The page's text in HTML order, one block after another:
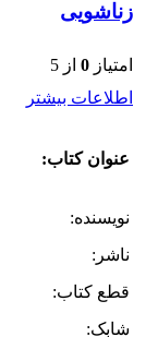
زناشویی
امتیاز 0 از 5
اطلاعات بیشتر
عنوان کتاب:
نویسنده:
ناشر:
قطع کتاب:
شابک: